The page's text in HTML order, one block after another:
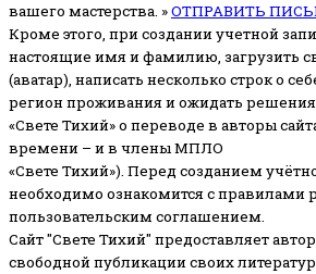
вашего мастерства. »ОТПРАВИТЬ
Кроме этого, при создании учетной
настоящие имя и фамилию, загрузить
(аватар), написать несколько строк о
регион проживания и ожидать
«Свете Тихий» о переводе в авторы
времени – и в члены МПЛО
«Свете Тихий»). Перед созданием
необходимо ознакомится с правилами
пользовательским соглашением.
Сайт "Свете Тихий" предоставляет
свободной публикации своих